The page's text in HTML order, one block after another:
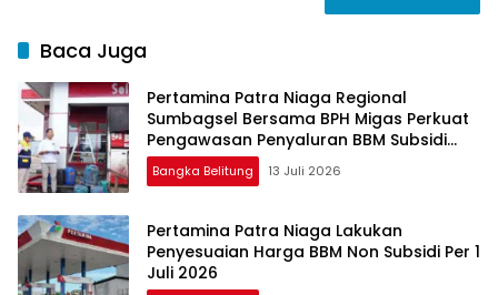
Baca Juga
Pertamina Patra Niaga Regional
Sumbagsel Bersama BPH Migas Perkuat
Pengawasan Penyaluran BBM Subsidi
bagi Nelayan melalui Aplikasi XSTAR
Bangka Belitung 13 Juli 2026
Pertamina Patra Niaga Lakukan
Penyesuaian Harga BBM Non Subsidi Per 1
Juli 2026